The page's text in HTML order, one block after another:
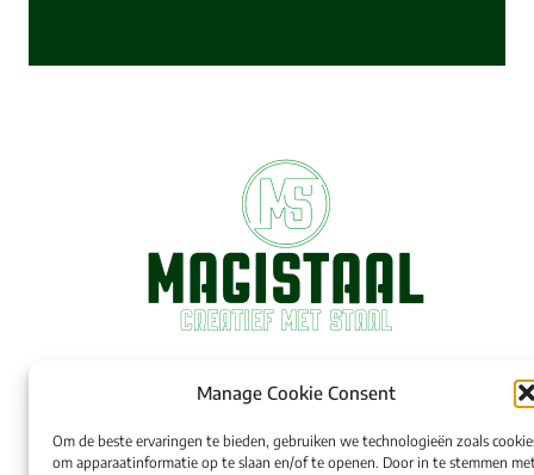
Manage Cookie Consent
Om de beste ervaringen te bieden, gebruiken we technologieën zoals
om apparaatinformatie op te slaan en/of te openen. Door in te stemmen